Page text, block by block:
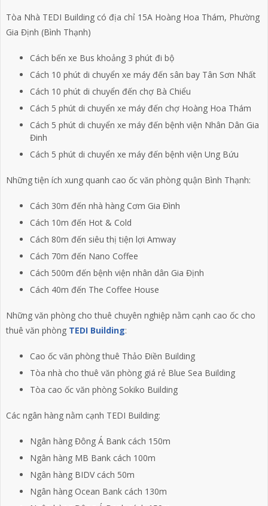
Tòa Nhà TEDI Building có địa chỉ 15A Hoàng Hoa Thám, Phường
Gia Định (Bình Thạnh)
Cách bến xe Bus khoảng 3 phút đi bộ
Cách 10 phút di chuyển xe máy đến sân bay Tân Sơn Nhất
Cách 10 phút di chuyển đến chợ Bà Chiểu
Cách 5 phút di chuyển xe máy đến chợ Hoàng Hoa Thám
Cách 5 phút di chuyển xe máy đến bệnh viện Nhân Dân Gia
Đinh
Cách 5 phút di chuyển xe máy đến bệnh viện Ung Bứu
Những tiện ích xung quanh cao ốc văn phòng quận Bình Thạnh:
Cách 30m đến nhà hàng Cơm Gia Đình
Cách 10m đến Hot & Cold
Cách 80m đến siêu thị tiện lợi Amway
Cách 70m đến Nano Coffee
Cách 500m đến bệnh viện nhân dân Gia Định
Cách 40m đến The Coffee House
Những văn phòng cho thuê chuyên nghiệp nằm cạnh cao ốc cho
thuê văn phòng TEDI Building:
Cao ốc văn phòng thuê Thảo Điền Building
Tòa nhà cho thuê văn phòng giá rẻ Blue Sea Building
Tòa cao ốc văn phòng Sokiko Building
Các ngân hàng nằm cạnh TEDI Building:
Ngân hàng Đông Á Bank cách 150m
Ngân hàng MB Bank cách 100m
Ngân hàng BIDV cách 50m
Ngân hàng Ocean Bank cách 130m